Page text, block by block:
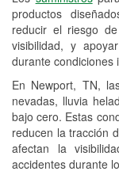
productos
reducir el riesgo
visibilidad, y
durante condiciones
En Newport, TN,
nevadas, lluvia
bajo cero. Estas
reducen la tracción
afectan la
accidentes durante